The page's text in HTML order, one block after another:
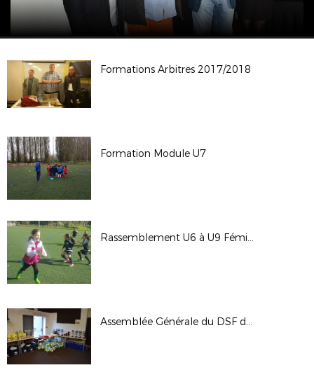
Formations Arbitres 2017/2018
Formation Module U7
Rassemblement U6 à U9 Féminines
Assemblée Générale du DSF du 23/09/17